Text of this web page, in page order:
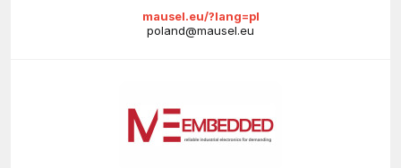
mausel.eu/?lang=pl
poland@mausel.eu